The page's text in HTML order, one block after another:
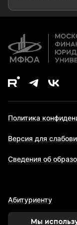
Политика
Версия для
Сведения об
Абитуриенту
Мы